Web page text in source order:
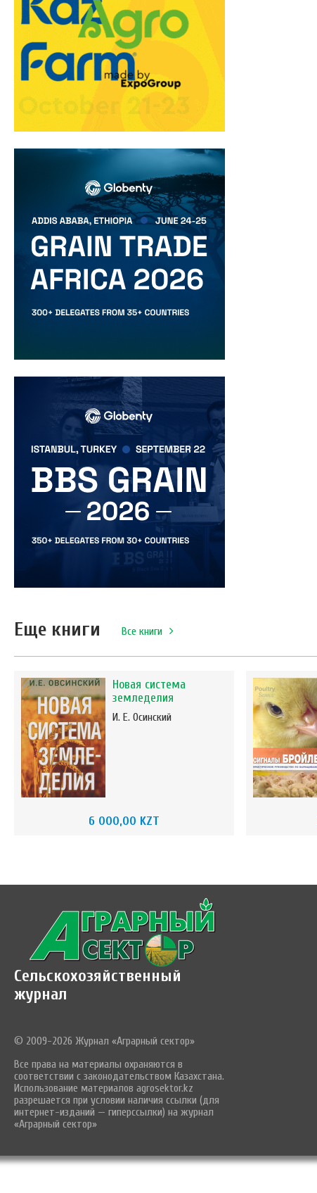
Еще книги Все книги
Новая система
земледелия
И. Е. Осинский
6 000,00 KZT
Сельскохозяйственный
журнал
© 2009-2026 Журнал «Аграрный сектор»
Все права на материалы охраняются в
соответствии с законодательством Казахстана.
Использование материалов agrosektor.kz
разрешается при условии наличия ссылки (для
интернет-изданий — гиперссылки) на журнал
«Аграрный сектор»